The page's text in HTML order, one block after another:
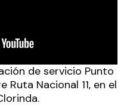
de servicio Punto
Nacional 11, en el